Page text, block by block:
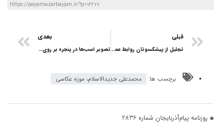
https://payamazarbayjan.ir/?p=12277
قبلی
تجلیل از پیشکسوتان روابط عمومی آذربایجان‌شرقی
بعدی
تصویر اسب‌ها در پنجره بر روی صحنه
برچسب ها: محمدعلی جدیدالاسلام، موزه عکاسی
روزنامه پیام‌آذربایجان شماره 2836